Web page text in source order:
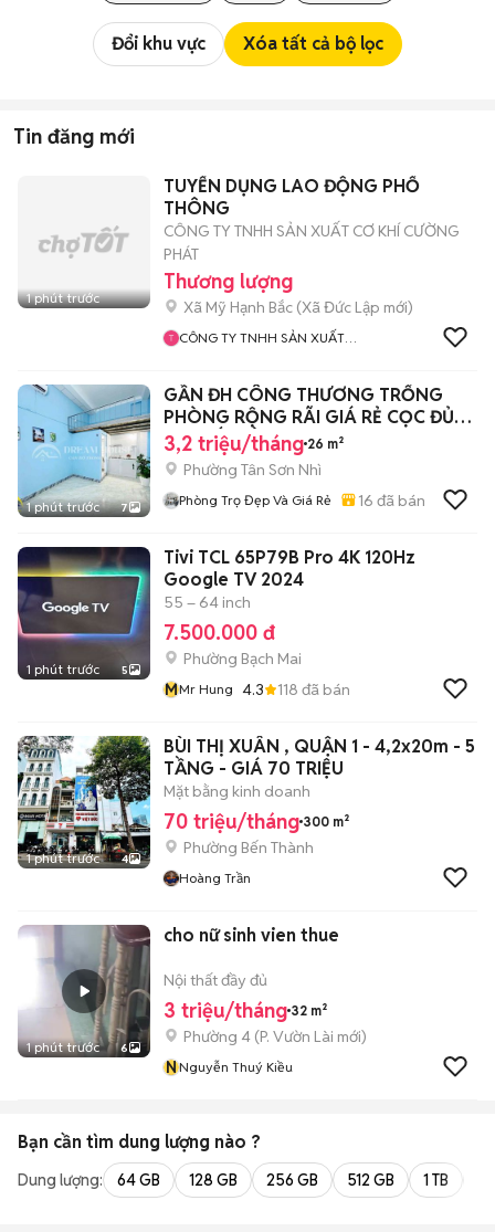
Đổi khu vực Xóa tất cả bộ lọc
Tin đăng mới
1 phút trước
TUYỂN DỤNG LAO ĐỘNG PHỔ
THÔNG
CÔNG TY TNHH SẢN XUẤT CƠ KHÍ CƯỜNG
PHÁT
Thương lượng
Xã Mỹ Hạnh Bắc (Xã Đức Lập mới)
CÔNG TY TNHH SẢN XUẤT
1 phút trước 7
GẦN ĐH CÔNG THƯƠNG TRỐNG
PHÒNG RỘNG RÃI GIÁ RẺ CỌC ĐỦ
GIỮ ĐẾN ĐẦU T9
3,2 triệu/tháng 26 m²
Phường Tân Sơn Nhì
Phòng Trọ Đẹp Và Giá Rẻ 16 đã bán
1 phút trước 5
Tivi TCL 65P79B Pro 4K 120Hz
Google TV 2024
55 – 64 inch
7.500.000 đ
Phường Bạch Mai
MMr Hung 4.3 118 đã bán
1 phút trước 4
BÙI THỊ XUÂN , QUẬN 1 - 4,2x20m - 5
TẦNG - GIÁ 70 TRIỆU
Mặt bằng kinh doanh
70 triệu/tháng 300 m²
Phường Bến Thành
Hoàng Trần
1 phút trước 6
cho nữ sinh vien thue
Nội thất đầy đủ
3 triệu/tháng 32 m²
Phường 4 (P. Vườn Lài mới)
NNguyễn Thuý Kiều
Bạn cần tìm dung lượng nào ?
Dung lượng: 64 GB 128 GB 256 GB 512 GB 1 TB